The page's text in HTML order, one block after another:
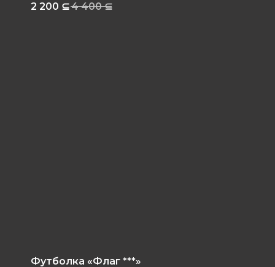
2 200 ⊆4 400 ⊆
Футболка «Флаг ***»